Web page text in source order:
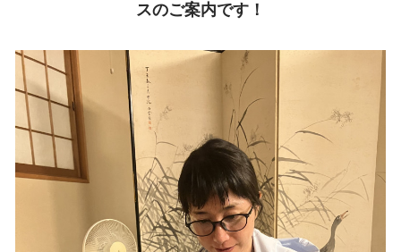
スのご案内です！